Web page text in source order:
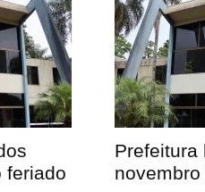
feriado
Prefeitura